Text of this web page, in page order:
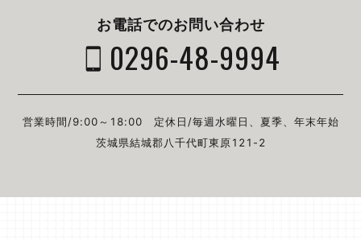
お電話でのお問い合わせ
0296-48-9994
営業時間/9:00～18:00 定休日/毎週⽔曜⽇、夏季、年末年始
茨城県結城郡⼋千代町東原121-2